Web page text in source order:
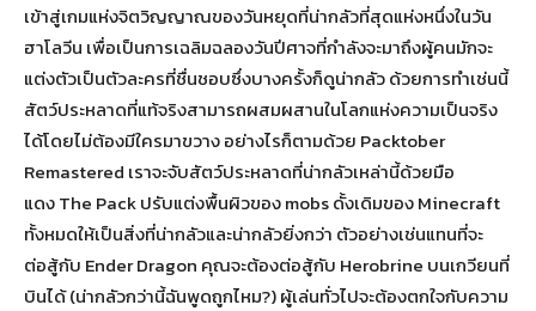
เข้าสู่เกมแห่งจิตวิญญาณของวันหยุดที่น่ากลัวที่สุดแห่งหนึ่งในวัน
ฮาโลวีน เพื่อเป็นการเฉลิมฉลองวันปีศาจที่กำลังจะมาถึงผู้คนมักจะ
แต่งตัวเป็นตัวละครที่ชื่นชอบซึ่งบางครั้งก็ดูน่ากลัวด้วยการทำเช่นนี้
สัตว์ประหลาดที่แท้จริงสามารถผสมผสานในโลกแห่งความเป็นจริง
ได้โดยไม่ต้องมีใครมาขวางอย่างไรก็ตามด้วย Packtober
Remastered เราจะจับสัตว์ประหลาดที่น่ากลัวเหล่านี้ด้วยมือ
แดงThe Pack ปรับแต่งพื้นผิวของ mobs ดั้งเดิมของ Minecraft
ทั้งหมดให้เป็นสิ่งที่น่ากลัวและน่ากลัวยิ่งกว่า ตัวอย่างเช่นแทนที่จะ
ต่อสู้กับ Ender Dragon คุณจะต้องต่อสู้กับ Herobrine บนเกวียนที่
บินได้ (น่ากลัวกว่านี้ฉันพูดถูกไหม?)ผู้เล่นทั่วไปจะต้องตกใจกับความ